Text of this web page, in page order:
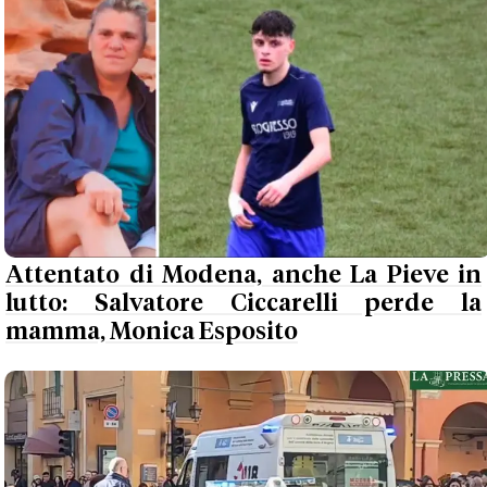
Attentato di Modena, anche La Pieve in
lutto: Salvatore Ciccarelli perde la
mamma, Monica Esposito